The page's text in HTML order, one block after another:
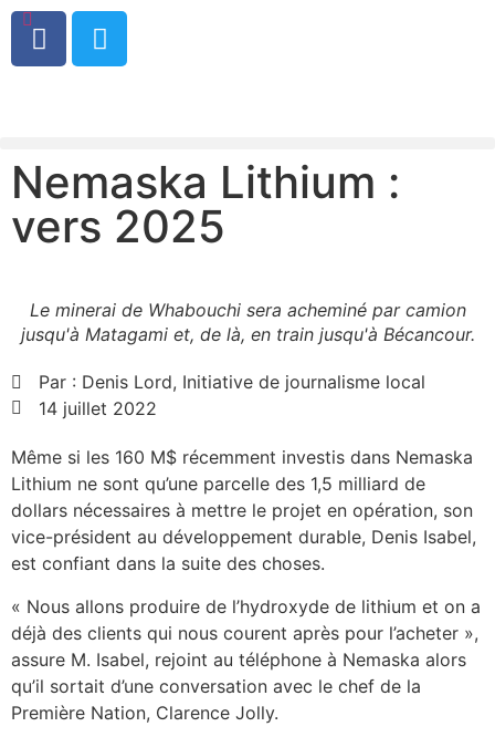
0
Nemaska Lithium :
vers 2025
Le minerai de Whabouchi sera acheminé par camion
jusqu'à Matagami et, de là, en train jusqu'à Bécancour.
Par : Denis Lord, Initiative de journalisme local
14 juillet 2022
Même si les 160 M$ récemment investis dans Nemaska
Lithium ne sont qu’une parcelle des 1,5 milliard de
dollars nécessaires à mettre le projet en opération, son
vice-président au développement durable, Denis Isabel,
est confiant dans la suite des choses.
« Nous allons produire de l’hydroxyde de lithium et on a
déjà des clients qui nous courent après pour l’acheter »,
assure M. Isabel, rejoint au téléphone à Nemaska alors
qu’il sortait d’une conversation avec le chef de la
Première Nation, Clarence Jolly.